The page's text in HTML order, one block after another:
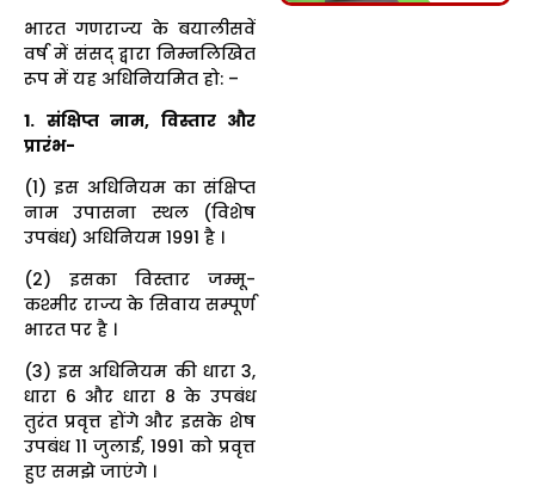
भारत गणराज्य के बयालीसवें
वर्ष में संसद् द्वारा निम्नलिखित
रूप में यह अधिनियमित हो: –
1. संक्षिप्त नाम, विस्तार और
प्रारंभ-
(1) इस अधिनियम का संक्षिप्त
नाम उपासना स्थल (विशेष
उपबंध) अधिनियम 1991 है ।
(2) इसका विस्तार जम्मू-
कश्मीर राज्य के सिवाय सम्पूर्ण
भारत पर है ।
(3) इस अधिनियम की धारा 3,
धारा 6 और धारा 8 के उपबंध
तुरंत प्रवृत्त होंगे और इसके शेष
उपबंध 11 जुलाई, 1991 को प्रवृत्त
हुए समझे जाएंगे ।